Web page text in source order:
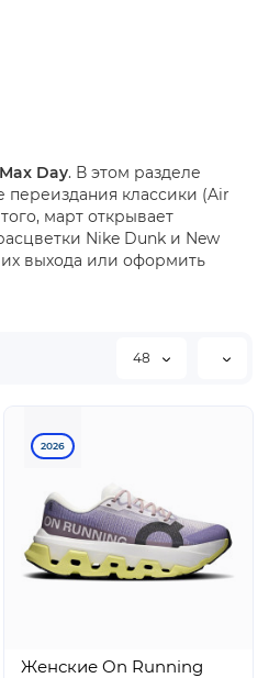
Day. В этом разделе
классики (Air
март открывает
Nike Dunk и New
выхода или оформить
48
2026
Женские On Running